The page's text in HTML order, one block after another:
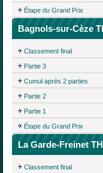
Étape du Grand Prix
Bagnols-sur-Cèze
Classement final
Partie 3
Cumul après 2 parties
Partie 2
Partie 1
Étape du Grand Prix
La Garde-Freinet
Classement final